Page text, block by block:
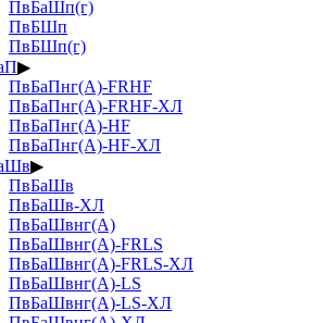
ПвБаШп(г)
ПвБШп
ПвБШп(г)
▶
ПвБаПнг(А)-FRHF
ПвБаПнг(А)-FRHF-ХЛ
ПвБаПнг(А)-HF
ПвБаПнг(А)-HF-ХЛ
▶
ПвБаШв
ПвБаШв-ХЛ
ПвБаШвнг(А)
ПвБаШвнг(А)-FRLS
ПвБаШвнг(А)-FRLS-ХЛ
ПвБаШвнг(А)-LS
ПвБаШвнг(А)-LS-ХЛ